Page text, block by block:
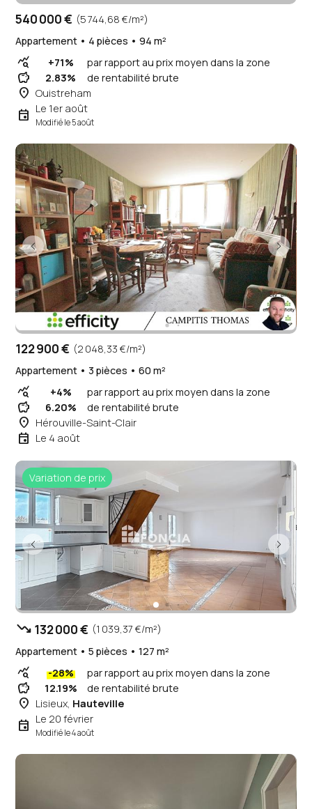
540 000 € (5 744,68 €/m²)
Appartement • 4 pièces • 94 m²
query_stats +71% par rapport au prix moyen dans la zone
savings 2.83% de rentabilité brute
place Ouistreham
event Le 1er août
Modifié le 5 août
122 900 € (2 048,33 €/m²)
Appartement • 3 pièces • 60 m²
query_stats +4% par rapport au prix moyen dans la zone
savings 6.20% de rentabilité brute
place Hérouville-Saint-Clair
event Le 4 août
Variation de prix
trending_down 132 000 € (1 039,37 €/m²)
Appartement • 5 pièces • 127 m²
query_stats -28% par rapport au prix moyen dans la zone
savings 12.19% de rentabilité brute
place Lisieux, Hauteville
event Le 20 février
Modifié le 4 août